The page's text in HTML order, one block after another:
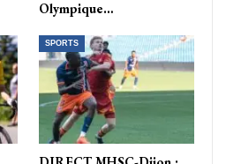
Olympique…
SPORTS